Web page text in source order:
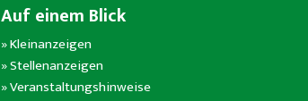
Auf einem Blick
»Kleinanzeigen
»Stellenanzeigen
»Veranstaltungshinweise